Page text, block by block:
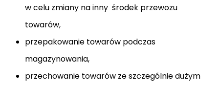
w celu zmiany na inny środek przewozu
towarów,
przepakowanie towarów podczas
magazynowania,
przechowanie towarów ze szczególnie dużym